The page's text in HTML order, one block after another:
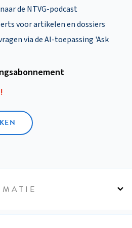
de NTVG-podcast
voor artikelen en dossiers
via de AI-toepassing 'Ask